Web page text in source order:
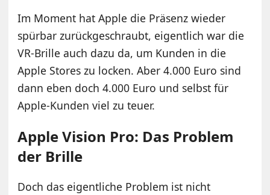
Im Moment hat Apple die Präsenz wieder
spürbar zurückgeschraubt, eigentlich war die
VR-Brille auch dazu da, um Kunden in die
Apple Stores zu locken. Aber 4.000 Euro sind
dann eben doch 4.000 Euro und selbst für
Apple-Kunden viel zu teuer.
Apple Vision Pro: Das Problem
der Brille
Doch das eigentliche Problem ist nicht